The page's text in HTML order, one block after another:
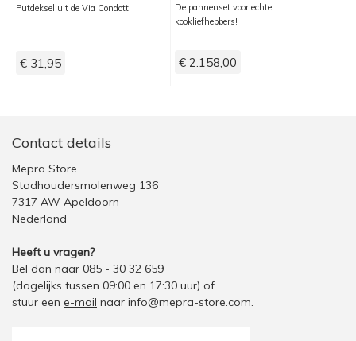
Putdeksel uit de Via Condotti
€ 31,95
De pannenset voor echte
kookliefhebbers!
€ 2.158,00
Contact details
Mepra Store
Stadhoudersmolenweg 136
7317 AW Apeldoorn
Nederland
Heeft u vragen?
Bel dan naar 085 - 30 32 659
(dagelijks tussen 09:00 en 17:30 uur) of
stuur een e-mail naar info@mepra-store.com.